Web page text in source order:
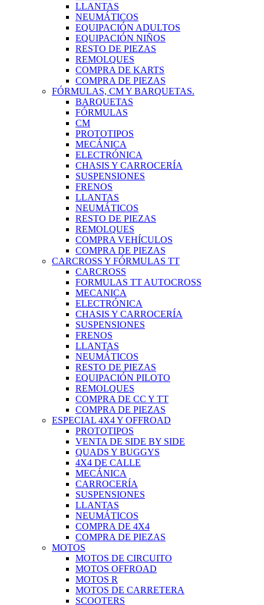
LLANTAS
NEUMÁTICOS
EQUIPACIÓN ADULTOS
EQUIPACIÓN NIÑOS
RESTO DE PIEZAS
REMOLQUES
COMPRA DE KARTS
COMPRA DE PIEZAS
FÓRMULAS, CM Y BARQUETAS.
BARQUETAS
FÓRMULAS
CM
PROTOTIPOS
MECÁNICA
ELECTRÓNICA
CHASIS Y CARROCERÍA
SUSPENSIONES
FRENOS
LLANTAS
NEUMÁTICOS
RESTO DE PIEZAS
REMOLQUES
COMPRA VEHÍCULOS
COMPRA DE PIEZAS
CARCROSS Y FÓRMULAS TT
CARCROSS
FORMULAS TT AUTOCROSS
MECANICA
ELECTRÓNICA
CHASIS Y CARROCERÍA
SUSPENSIONES
FRENOS
LLANTAS
NEUMÁTICOS
RESTO DE PIEZAS
EQUIPACIÓN PILOTO
REMOLQUES
COMPRA DE CC Y TT
COMPRA DE PIEZAS
ESPECIAL 4X4 Y OFFROAD
PROTOTIPOS
VENTA DE SIDE BY SIDE
QUADS Y BUGGYS
4X4 DE CALLE
MECÁNICA
CARROCERÍA
SUSPENSIONES
LLANTAS
NEUMÁTICOS
COMPRA DE 4X4
COMPRA DE PIEZAS
MOTOS
MOTOS DE CIRCUITO
MOTOS OFFROAD
MOTOS R
MOTOS DE CARRETERA
SCOOTERS